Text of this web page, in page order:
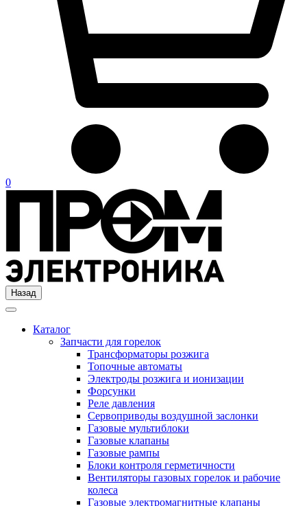
0
Назад
Каталог
Запчасти для горелок
Трансформаторы розжига
Топочные автоматы
Электроды розжига и ионизации
Форсунки
Реле давления
Сервоприводы воздушной заслонки
Газовые мультиблоки
Газовые клапаны
Газовые рампы
Блоки контроля герметичности
Вентиляторы газовых горелок и рабочие
колеса
Газовые электромагнитные клапаны